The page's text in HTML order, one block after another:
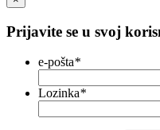
Prijavite se u svoj
e-pošta*
Lozinka*